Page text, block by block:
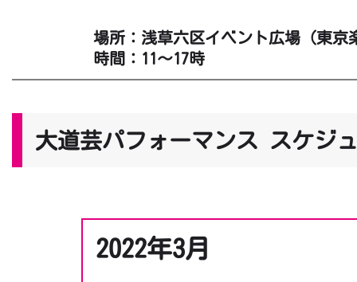
場所：浅草六区イベント広場（東京
時間：11～17時
大道芸パフォーマンス スケジ
2022年3月